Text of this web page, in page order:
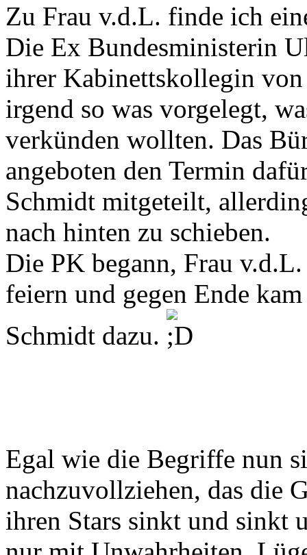
Zu Frau v.d.L. finde ich
Die Ex Bundesministerin
ihrer Kabinettskollegin
irgend so was vorgelegt,
verkünden wollten. Das
angeboten den Termin
Schmidt mitgeteilt,
nach hinten zu schieben.
Die PK begann, Frau
feiern und gegen Ende
Schmidt dazu.
Egal wie die Begriffe nun
nachzuvollziehen, das die
ihren Stars sinkt und sinkt